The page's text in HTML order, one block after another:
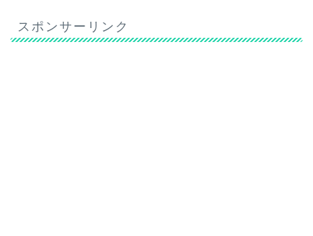
スポンサーリンク